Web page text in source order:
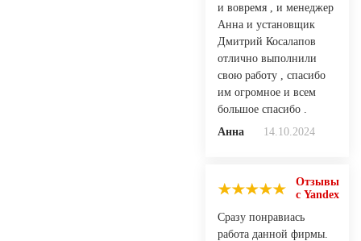
и вовремя , и менеджер
Анна и установщик
Дмитрий Косалапов
отлично выполнили
свою работу , спасибо
им огромное и всем
большое спасибо .
Анна
14.10.2024
Отзывы
с Yandex
Сразу понравиась
работа данной фирмы.